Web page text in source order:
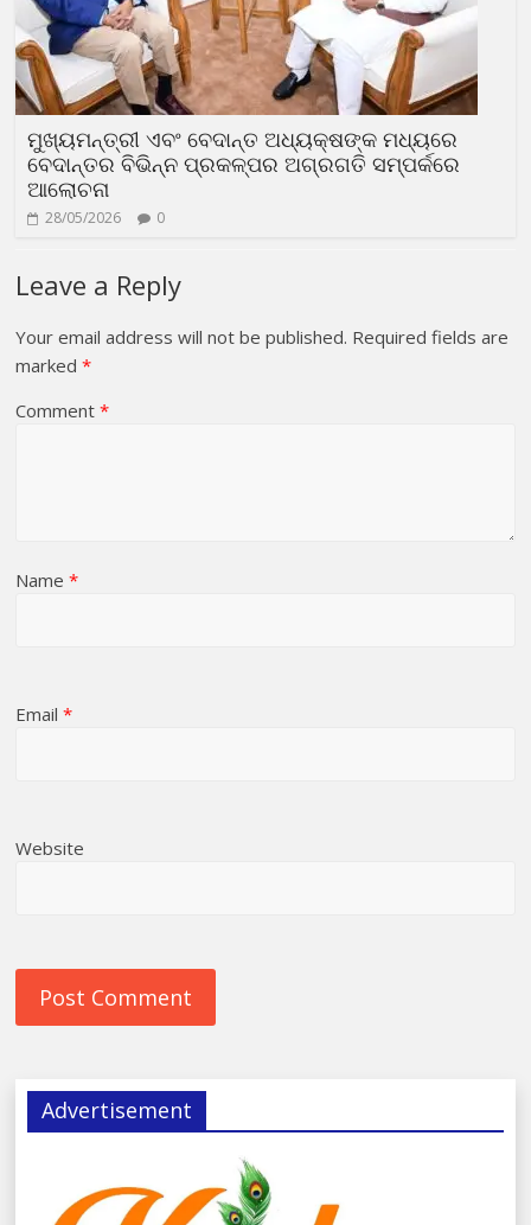
ମୁଖ୍ୟମନ୍ତ୍ରୀ ଏବଂ ବେଦାନ୍ତ ଅଧ୍ୟକ୍ଷଙ୍କ ମଧ୍ୟରେ
ବେଦାନ୍ତର ବିଭିନ୍ନ ପ୍ରକଳ୍ପର ଅଗ୍ରଗତି ସମ୍ପର୍କରେ
ଆଲୋଚନା
28/05/2026 0
Leave a Reply
Your email address will not be published. Required fields are
marked*
Comment*
Name*
Email*
Website
Advertisement